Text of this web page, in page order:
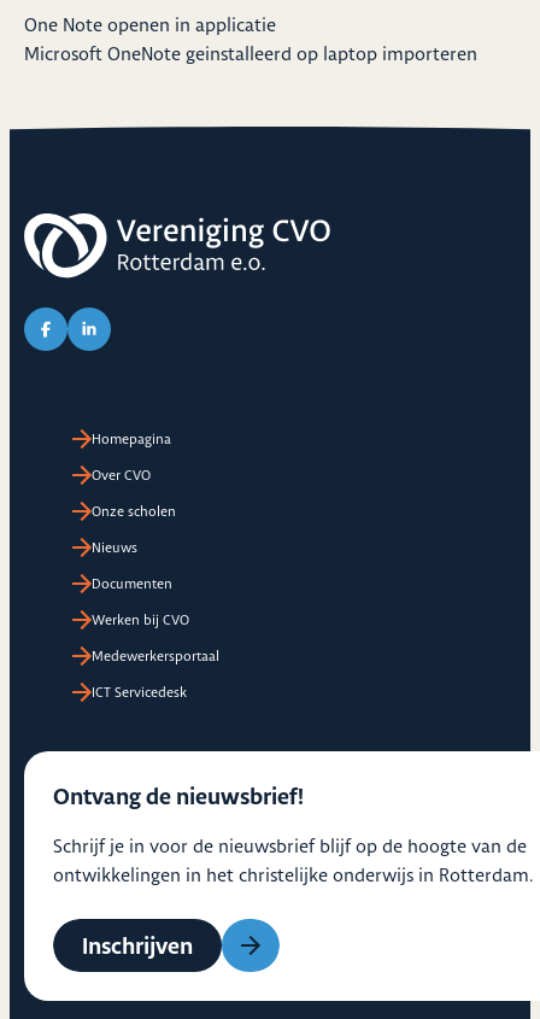
One Note openen in applicatie
Microsoft OneNote geinstalleerd op laptop importeren
Link naar Facebook pagina van CVO
Link naar LinkedIn pagina van CVO
Homepagina
Over CVO
Onze scholen
Nieuws
Documenten
Werken bij CVO
Medewerkersportaal
ICT Servicedesk
Ontvang de nieuwsbrief!
Schrijf je in voor de nieuwsbrief blijf op de hoogte van de
ontwikkelingen in het christelijke onderwijs in Rotterdam.
Inschrijven